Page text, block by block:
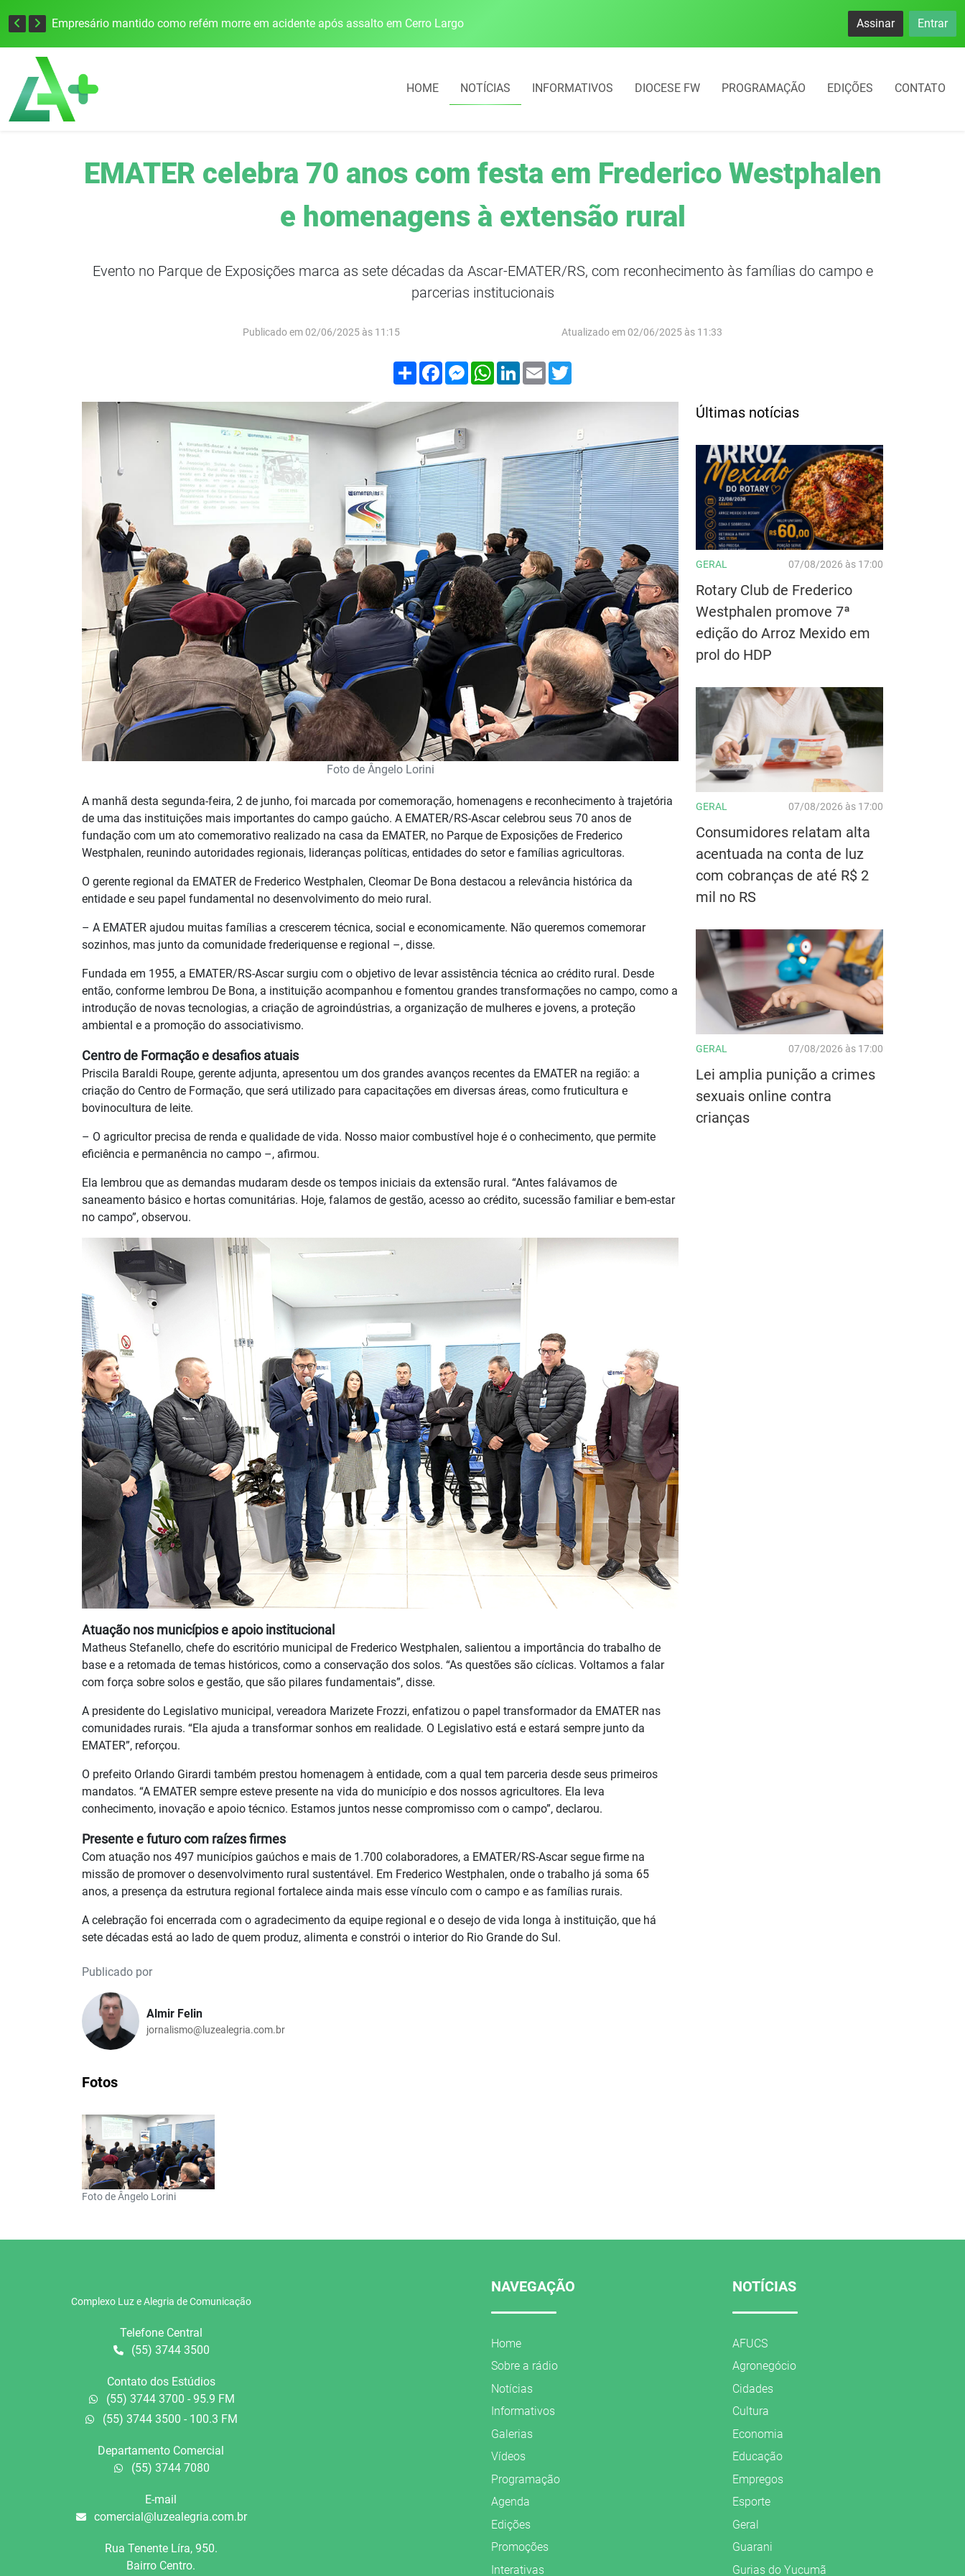
Empresário mantido como refém morre em acidente após assalto em Cerro Largo Cobrança do estacionamento rotativo começará em 10 dias em Frederico
Assinar Entrar
HOME NOTÍCIAS INFORMATIVOS DIOCESE FW PROGRAMAÇÃO EDIÇÕES CONTATO
EMATER celebra 70 anos com festa em Frederico Westphalen
e homenagens à extensão rural
Evento no Parque de Exposições marca as sete décadas da Ascar-EMATER/RS, com reconhecimento às famílias do campo e
parcerias institucionais
Publicado em 02/06/2025 às 11:15 Atualizado em 02/06/2025 às 11:33
Compartilhar
FacebookMessenger
WhatsApp
LinkedIn
Email
Foto de Ângelo Lorini
A manhã desta segunda-feira, 2 de junho, foi marcada por comemoração, homenagens e reconhecimento à trajetória
de uma das instituições mais importantes do campo gaúcho. A EMATER/RS-Ascar celebrou seus 70 anos de
fundação com um ato comemorativo realizado na casa da EMATER, no Parque de Exposições de Frederico
Westphalen, reunindo autoridades regionais, lideranças políticas, entidades do setor e famílias agricultoras.
O gerente regional da EMATER de Frederico Westphalen, Cleomar De Bona destacou a relevância histórica da
entidade e seu papel fundamental no desenvolvimento do meio rural.
– A EMATER ajudou muitas famílias a crescerem técnica, social e economicamente. Não queremos comemorar
sozinhos, mas junto da comunidade frederiquense e regional –, disse.
Fundada em 1955, a EMATER/RS-Ascar surgiu com o objetivo de levar assistência técnica ao crédito rural. Desde
então, conforme lembrou De Bona, a instituição acompanhou e fomentou grandes transformações no campo, como a
introdução de novas tecnologias, a criação de agroindústrias, a organização de mulheres e jovens, a proteção
ambiental e a promoção do associativismo.
Centro de Formação e desafios atuais
Priscila Baraldi Roupe, gerente adjunta, apresentou um dos grandes avanços recentes da EMATER na região: a
criação do Centro de Formação, que será utilizado para capacitações em diversas áreas, como fruticultura e
bovinocultura de leite.
– O agricultor precisa de renda e qualidade de vida. Nosso maior combustível hoje é o conhecimento, que permite
eficiência e permanência no campo –, afirmou.
Ela lembrou que as demandas mudaram desde os tempos iniciais da extensão rural. “Antes falávamos de
saneamento básico e hortas comunitárias. Hoje, falamos de gestão, acesso ao crédito, sucessão familiar e bem-estar
no campo”, observou.
Atuação nos municípios e apoio institucional
Matheus Stefanello, chefe do escritório municipal de Frederico Westphalen, salientou a importância do trabalho de
base e a retomada de temas históricos, como a conservação dos solos. “As questões são cíclicas. Voltamos a falar
com força sobre solos e gestão, que são pilares fundamentais”, disse.
A presidente do Legislativo municipal, vereadora Marizete Frozzi, enfatizou o papel transformador da EMATER nas
comunidades rurais. “Ela ajuda a transformar sonhos em realidade. O Legislativo está e estará sempre junto da
EMATER”, reforçou.
O prefeito Orlando Girardi também prestou homenagem à entidade, com a qual tem parceria desde seus primeiros
mandatos. “A EMATER sempre esteve presente na vida do município e dos nossos agricultores. Ela leva
conhecimento, inovação e apoio técnico. Estamos juntos nesse compromisso com o campo”, declarou.
Presente e futuro com raízes firmes
Com atuação nos 497 municípios gaúchos e mais de 1.700 colaboradores, a EMATER/RS-Ascar segue firme na
missão de promover o desenvolvimento rural sustentável. Em Frederico Westphalen, onde o trabalho já soma 65
anos, a presença da estrutura regional fortalece ainda mais esse vínculo com o campo e as famílias rurais.
A celebração foi encerrada com o agradecimento da equipe regional e o desejo de vida longa à instituição, que há
sete décadas está ao lado de quem produz, alimenta e constrói o interior do Rio Grande do Sul.
Publicado por
Almir Felin
jornalismo@luzealegria.com.br
Fotos
Foto de Ângelo Lorini
Últimas notícias
GERAL 07/08/2026 às 17:00
Rotary Club de Frederico
Westphalen promove 7ª
edição do Arroz Mexido em
prol do HDP
GERAL 07/08/2026 às 17:00
Consumidores relatam alta
acentuada na conta de luz
com cobranças de até R$ 2
mil no RS
GERAL 07/08/2026 às 17:00
Lei amplia punição a crimes
sexuais online contra
crianças
Complexo Luz e Alegria de Comunicação
Telefone Central
(55) 3744 3500
Contato dos Estúdios
(55) 3744 3700 - 95.9 FM
(55) 3744 3500 - 100.3 FM
Departamento Comercial
(55) 3744 7080
E-mail
comercial@luzealegria.com.br
Rua Tenente Líra, 950.
Bairro Centro.
NAVEGAÇÃO
Home
Sobre a rádio
Notícias
Informativos
Galerias
Vídeos
Programação
Agenda
Edições
Promoções
Interativas
NOTÍCIAS
AFUCS
Agronegócio
Cidades
Cultura
Economia
Educação
Empregos
Esporte
Geral
Guarani
Gurias do Yucumã